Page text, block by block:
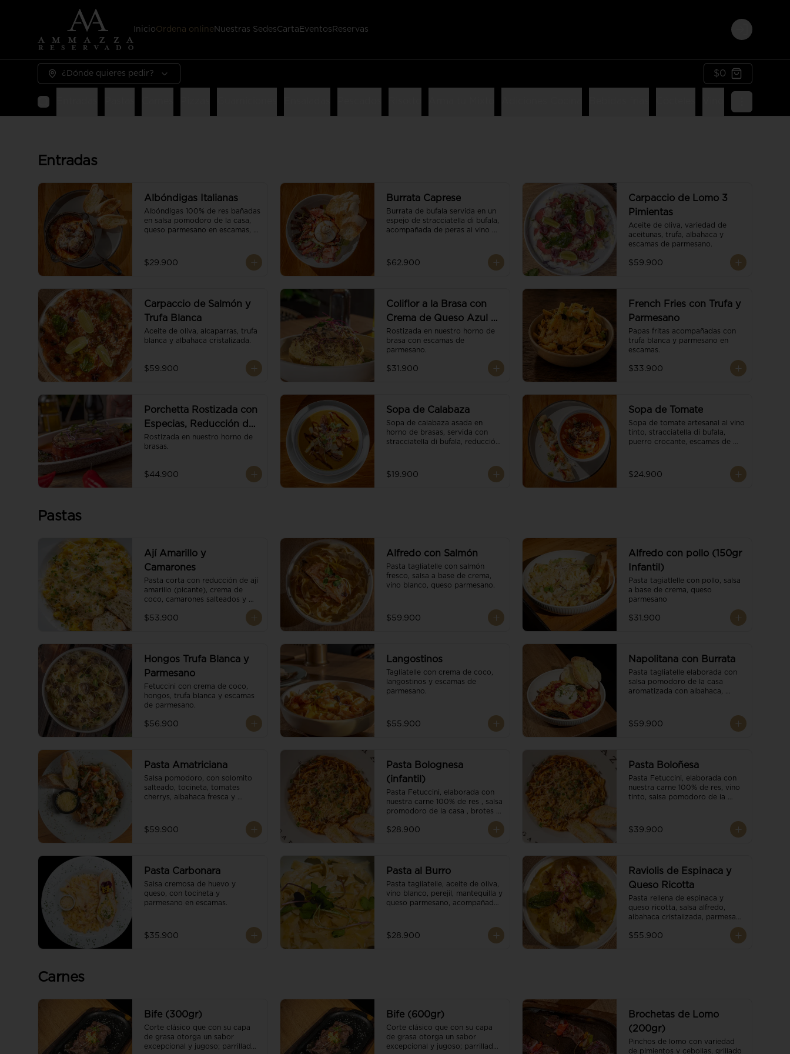
InicioOrdena online Nuestras SedesCarta Eventos Reservas
Login
¿Dónde quieres pedir? $0
Entradas
Albóndigas Italianas
Albóndigas 100% de res bañadas
en salsa pomodoro de la casa,
queso parmesano en escamas,
$29.900
Burrata Caprese
Burrata de bufala servida en un
espejo de stracciatella di bufala,
acompañada de peras al vino
salsa pesto y reducción de
balsámico.
$62.900
Carpaccio de Lomo 3
Pimientas
Aceite de oliva, variedad de
aceitunas, trufa, albahaca y
escamas de parmesano.
$59.900
Carpaccio de Salmón y
Trufa Blanca
Aceite de oliva, alcaparras, trufa
blanca y albahaca cristalizada.
$59.900
Coliflor a la Brasa con
Crema de Queso Azul y
Vino
Rostizada en nuestro horno de
brasa con escamas de
parmesano.
$31.900
French Fries con Trufa y
Parmesano
Papas fritas acompañadas con
trufa blanca y parmesano en
escamas.
$33.900
Porchetta Rostizada con
Especias, Reducción de
Panela y Vino
Rostizada en nuestro horno de
brasas.
$44.900
Sopa de Calabaza
Sopa de calabaza asada en
horno de brasas, servida con
stracciatella di bufala, reducción
$19.900
Sopa de Tomate
Sopa de tomate artesanal al vino
tinto, stracciatella di bufala,
puerro crocante, escamas de
pesto. Acompañado de un
tostón de pan focaccia.
$24.900
Pastas
Ají Amarillo y
Camarones
Pasta corta con reducción de ají
amarillo (picante), crema de
coco, camarones salteados y
$53.900
Alfredo con Salmón
Pasta tagliatelle con salmón
fresco, salsa a base de crema,
vino blanco, queso parmesano.
$59.900
Alfredo con pollo (150gr
Infantil)
Pasta tagiatlelle con pollo, salsa
a base de crema, queso
parmesano
$31.900
Hongos Trufa Blanca y
Parmesano
Fetuccini con crema de coco,
hongos, trufa blanca y escamas
de parmesano.
$56.900
Langostinos
Tagliatelle con crema de coco,
langostinos y escamas de
parmesano.
$55.900
Napolitana con Burrata
Pasta tagliatelle elaborada con
salsa pomodoro de la casa
aromatizada con albahaca,
$59.900
Pasta Amatriciana
Salsa pomodoro, con solomito
salteado, tocineta, tomates
cherrys, albahaca fresca y
$59.900
Pasta Bolognesa
(infantil)
Pasta Fetuccini, elaborada con
nuestra carne 100% de res , salsa
promodoro de la casa , brotes
parmesano.
$28.900
Pasta Boloñesa
Pasta Fetuccini, elaborada con
nuestra carne 100% de res, vino
tinto, salsa pomodoro de la
$39.900
Pasta Carbonara
Salsa cremosa de huevo y
queso, con tocineta y
parmesano en escamas.
$35.900
Pasta al Burro
Pasta tagliatelle, aceite de oliva,
vino blanco, perejil, mantequilla y
queso parmesano, acompañado
$28.900
Raviolis de Espinaca y
Queso Ricotta
Pasta rellena de espinaca y
queso ricotta, salsa alfredo,
albahaca cristalizada, parmesano
$55.900
Carnes
Bife (300gr)
Corte clásico que con su capa
de grasa otorga un sabor
excepcional y jugoso; parrillado
Bife (600gr)
Corte clásico que con su capa
de grasa otorga un sabor
excepcional y jugoso; parrillado
Brochetas de Lomo
(200gr)
Pinchos de lomo con variedad
de pimientos y cebollas, grillado